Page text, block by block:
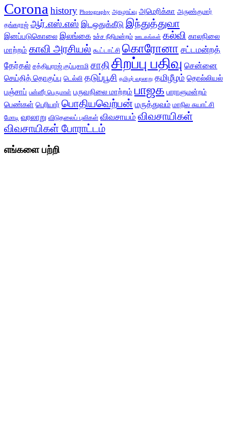
Corona history Photography அகழாய்வு அமெரிக்கா அருண்குமார்
தங்கராஜ் ஆர்.எஸ்.எஸ் இடஒதுக்கீடு இந்துத்துவா
இனப்படுகொலை இலங்கை உச்ச நீதிமன்றம் ஊடகங்கள் கல்வி காலநிலை
மாற்றம் காவி அரசியல் கூட்டாட்சி கொரோனா சட்டமன்றத்
தேர்தல் சத்தியராஜ் குப்புசாமி சாதிசிறப்பு பதிவு சென்னை
செய்தித் தொகுப்பு டெல்லி தடுப்பூசி தமிழர் வரலாறு தமிழீழம் தொல்லியல்
பஞ்சாப் பன்னீர் பெருமாள் பருவநிலை மாற்றம் பாஜக பாராளுமன்றம்
பெண்கள் பெரியார் பொதியவெற்பன் மருத்துவம் மாநில சுயாட்சி
மோடி வரலாறு விடுதலைப் புலிகள் விவசாயம் விவசாயிகள்
விவசாயிகள் போராட்டம்
எங்களை பற்றி